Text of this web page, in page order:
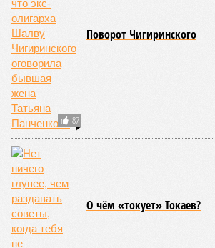
87
Поворот Чигиринского
О чём «токует» Токаев?